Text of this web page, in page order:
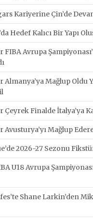
Kariyerine Çin’de
Hedef Kalıcı Bir Yapı
FIBA Avrupa
Almanya’ya Mağlup Oldu
Çeyrek Finalde İtalya’ya
Avusturya’yı Mağlup
2026-27 Sezonu
U18 Avrupa
Shane Larkin’den